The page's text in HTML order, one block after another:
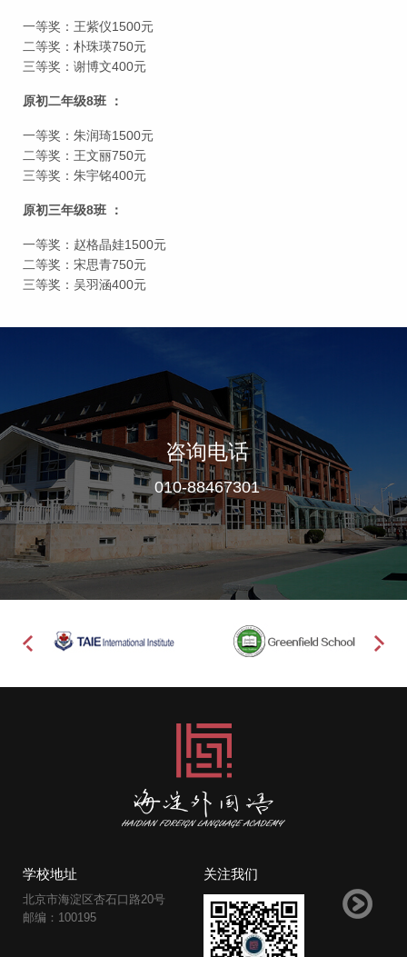
一等奖：王紫仪1500元
二等奖：朴珠瑛750元
三等奖：谢博文400元
原初二年级8班 ：
一等奖：朱润琦1500元
二等奖：王文丽750元
三等奖：朱宇铭400元
原初三年级8班 ：
一等奖：赵格晶娃1500元
二等奖：宋思青750元
三等奖：吴羽涵400元
咨询电话
010-88467301
学校地址
北京市海淀区杏石口路20号
邮编：100195
关注我们